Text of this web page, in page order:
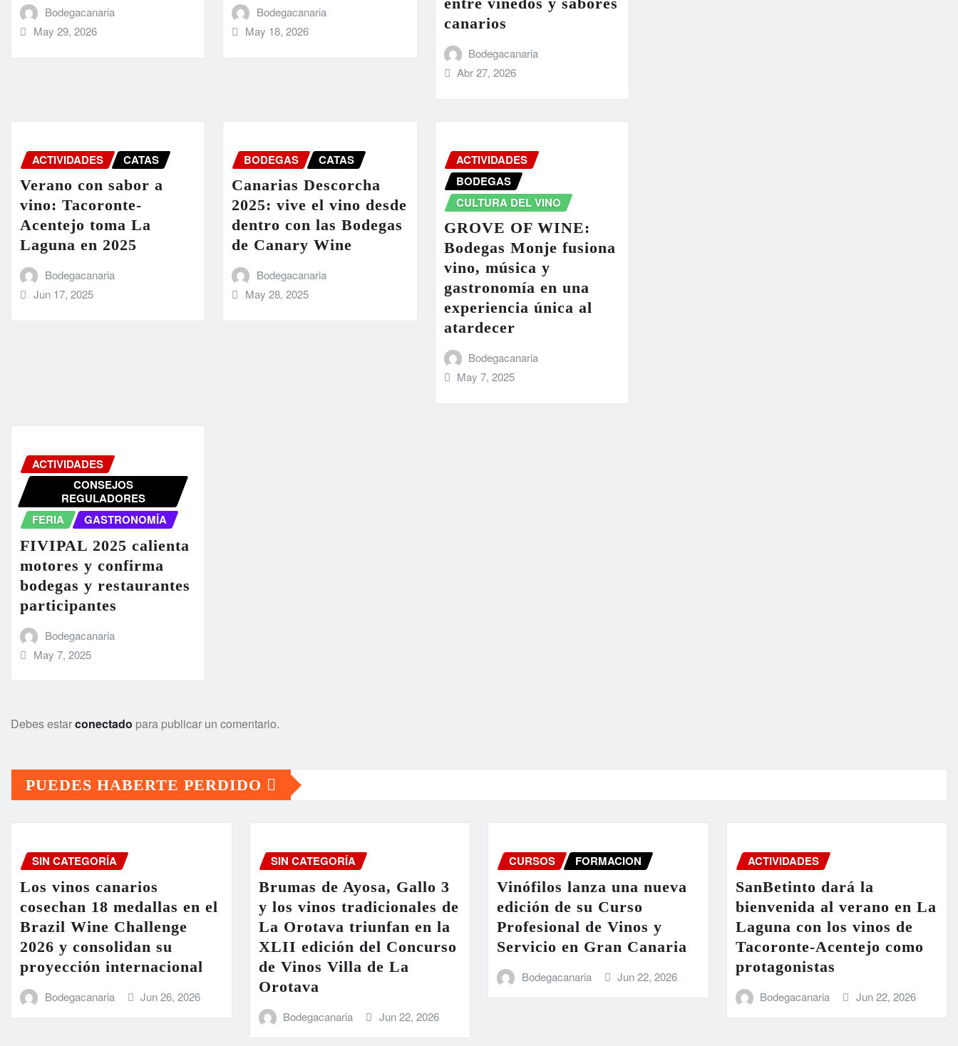
Bodegacanaria
May 29, 2026
Bodegacanaria
May 18, 2026
canarios
Bodegacanaria
Abr 27, 2026
ACTIVIDADES CATAS
Verano con sabor a
vino: Tacoronte-
Acentejo toma La
Laguna en 2025
Bodegacanaria
Jun 17, 2025
BODEGAS CATAS
Canarias Descorcha
2025: vive el vino desde
dentro con las Bodegas
de Canary Wine
Bodegacanaria
May 28, 2025
ACTIVIDADES
BODEGAS
CULTURA DEL VINO
GROVE OF WINE:
Bodegas Monje fusiona
vino, música y
gastronomía en una
experiencia única al
atardecer
Bodegacanaria
May 7, 2025
ACTIVIDADES
CONSEJOS
REGULADORES
FERIA
GASTRONOMÍA
FIVIPAL 2025 calienta
motores y confirma
bodegas y restaurantes
participantes
Bodegacanaria
May 7, 2025
Debes estarconectado para publicar un comentario.
PUEDES HABERTE PERDIDO
SIN CATEGORÍA
Los vinos canarios
cosechan 18 medallas en el
Brazil Wine Challenge
2026 y consolidan su
proyección internacional
Bodegacanaria Jun 26, 2026
SIN CATEGORÍA
Brumas de Ayosa, Gallo 3
y los vinos tradicionales de
La Orotava triunfan en la
XLII edición del Concurso
de Vinos Villa de La
Orotava
Bodegacanaria Jun 22, 2026
CURSOS FORMACION
Vinófilos lanza una nueva
edición de su Curso
Profesional de Vinos y
Servicio en Gran Canaria
Bodegacanaria Jun 22, 2026
ACTIVIDADES
SanBetinto dará la
bienvenida al verano en La
Laguna con los vinos de
Tacoronte-Acentejo como
protagonistas
Bodegacanaria Jun 22, 2026